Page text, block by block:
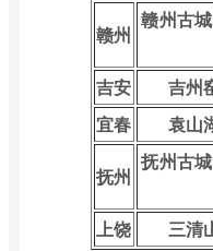
赣州
赣州古
吉安
吉州
宜春
袁山
抚州
抚州古
上饶
三清